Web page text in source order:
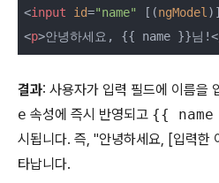
<input id="name" [(ngModel
<p>안녕하세요, {{ name }}님!
결과: 사용자가 입력 필드에 이름을
e 속성에 즉시 반영되고 {{
시됩니다. 즉, "안녕하세요, [입력한
타납니다.